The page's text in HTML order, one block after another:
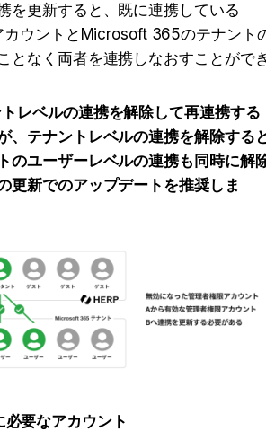
を更新すると、既に連携している
カウントとMicrosoft 365のテナント
となく両者を連携しなおすことがで
レベルの連携を解除して再連携する
、テナントレベルの連携を解除する
のユーザーレベルの連携も同時に解
更新でのアップデートを推奨しま
必要なアカウント